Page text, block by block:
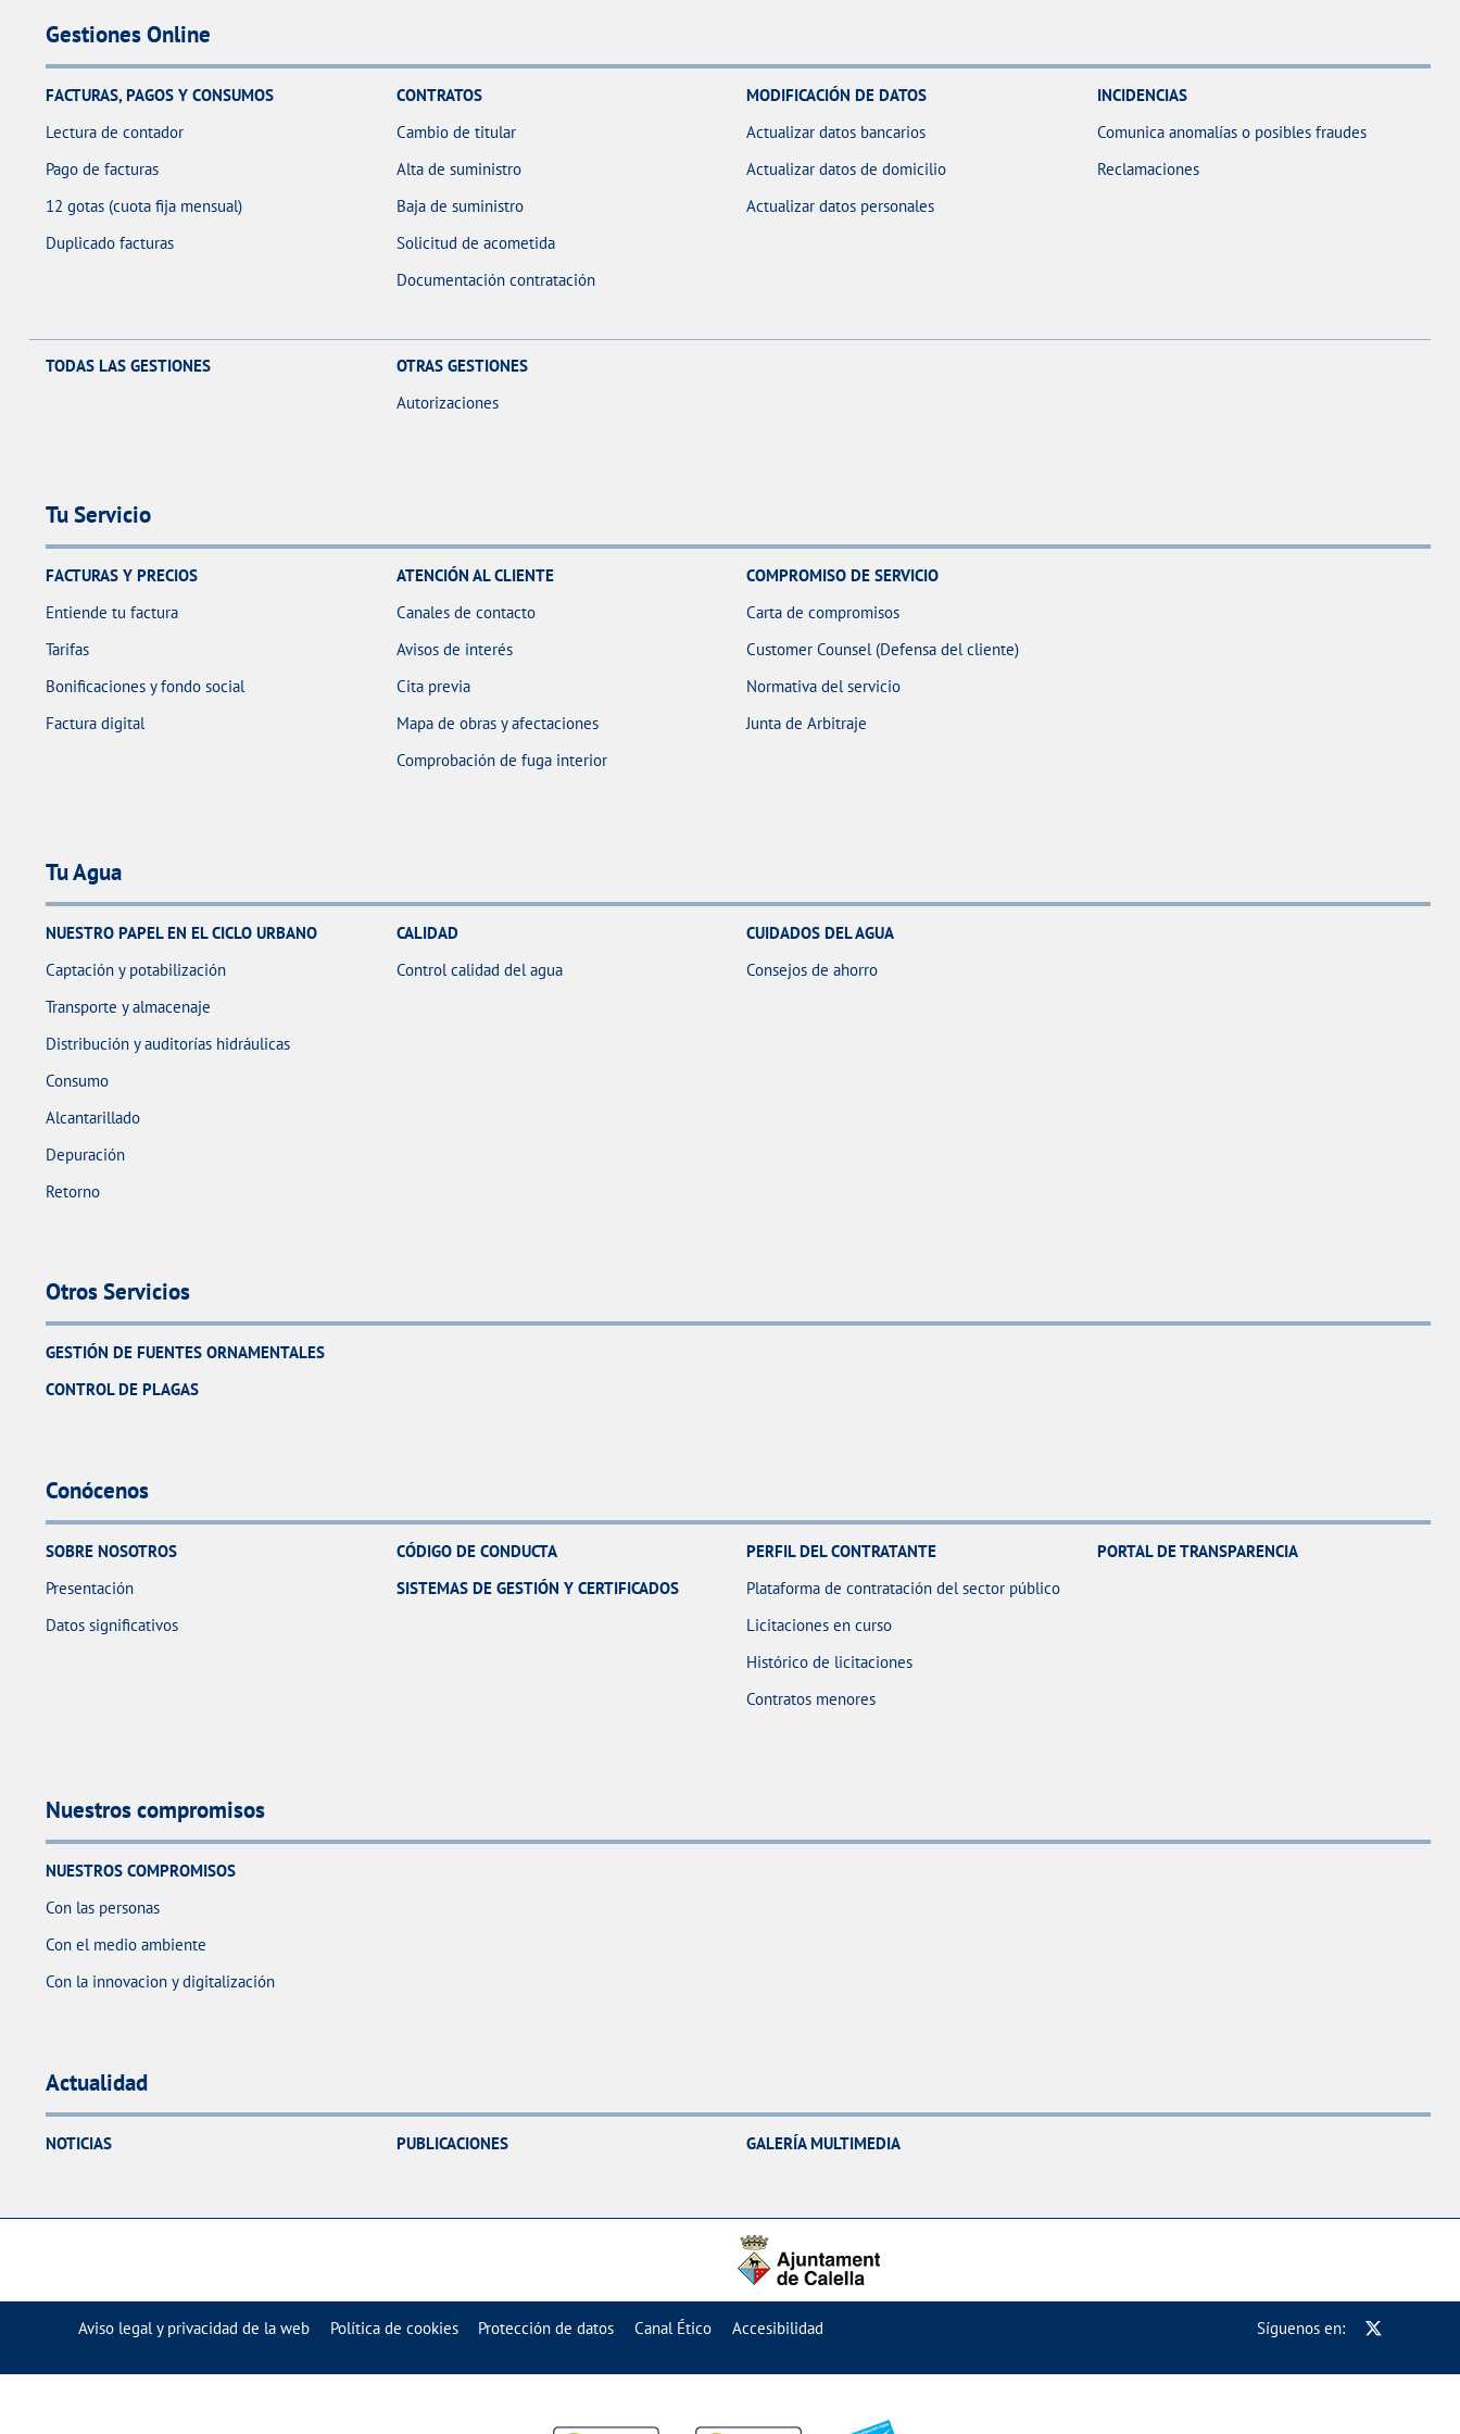
Gestiones Online
FACTURAS, PAGOS Y CONSUMOS
Lectura de contador
Pago de facturas
12 gotas (cuota fija mensual)
Duplicado facturas
CONTRATOS
Cambio de titular
Alta de suministro
Baja de suministro
Solicitud de acometida
Documentación contratación
MODIFICACIÓN DE DATOS
Actualizar datos bancarios
Actualizar datos de domicilio
Actualizar datos personales
INCIDENCIAS
Comunica anomalías o posibles fraudes
Reclamaciones
TODAS LAS GESTIONES
OTRAS GESTIONES
Autorizaciones
Tu Servicio
FACTURAS Y PRECIOS
Entiende tu factura
Tarifas
Bonificaciones y fondo social
Factura digital
ATENCIÓN AL CLIENTE
Canales de contacto
Avisos de interés
Cita previa
Mapa de obras y afectaciones
Comprobación de fuga interior
COMPROMISO DE SERVICIO
Carta de compromisos
Customer Counsel (Defensa del cliente)
Normativa del servicio
Junta de Arbitraje
Tu Agua
NUESTRO PAPEL EN EL CICLO URBANO
Captación y potabilización
Transporte y almacenaje
Distribución y auditorías hidráulicas
Consumo
Alcantarillado
Depuración
Retorno
CALIDAD
Control calidad del agua
CUIDADOS DEL AGUA
Consejos de ahorro
Otros Servicios
GESTIÓN DE FUENTES ORNAMENTALES
CONTROL DE PLAGAS
Conócenos
SOBRE NOSOTROS
Presentación
Datos significativos
CÓDIGO DE CONDUCTA
SISTEMAS DE GESTIÓN Y CERTIFICADOS
PERFIL DEL CONTRATANTE
Plataforma de contratación del sector público
Licitaciones en curso
Histórico de licitaciones
Contratos menores
PORTAL DE TRANSPARENCIA
Nuestros compromisos
NUESTROS COMPROMISOS
Con las personas
Con el medio ambiente
Con la innovacion y digitalización
Actualidad
NOTICIAS PUBLICACIONES GALERÍA MULTIMEDIA
Aviso legal y privacidad de la web Política de cookies Protección de datos Canal Ético Accesibilidad Síguenos en: